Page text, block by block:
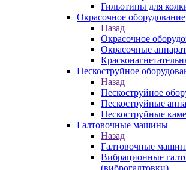
Гильотины для
Окрасочное оборудование
Назад
Окрасочное
Окрасочные
Пескоструйное
Назад
Пескоструйное
Пескоструйные
Пескоструйные
Галтовочные машины
Назад
Галтовочные
Вибрационные
(виброгалтовки)